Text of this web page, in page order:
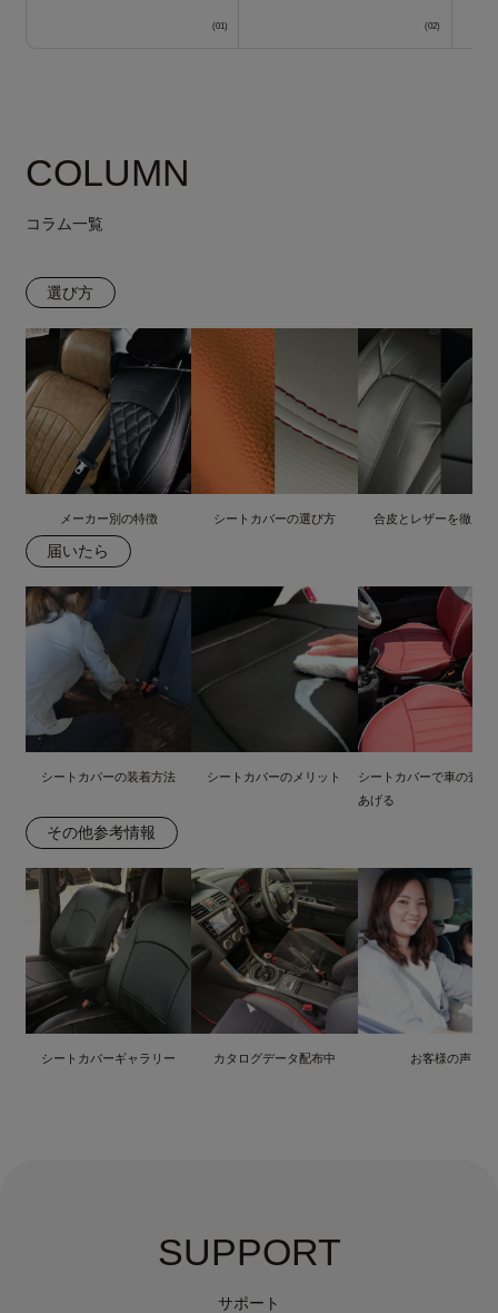
COLUMN
コラム一覧
選び方
メーカー別の特徴 シートカバーの選び方 合皮とレザーを徹底比
届いたら
シートカバーの装着方法 シートカバーのメリット
シートカバーで車の査定
あげる
その他参考情報
シートカバーギャラリー カタログデータ配布中 お客様の声
SUPPORT
サポート